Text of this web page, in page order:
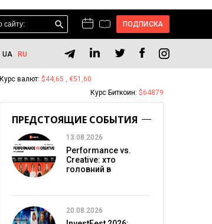
ПОДПИСКА
UA RU
Курс валют: $44,65 , €51,60
Курс Биткоин: $64879
ПРЕДСТОЯЩИЕ СОБЫТИЯ
13.08.2026
Performance vs.
Creative: хто
головний в
20.08.2026